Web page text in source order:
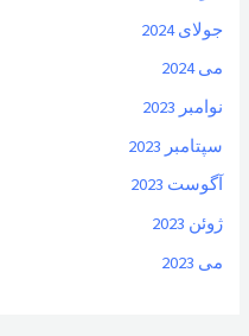
جولای 2024
می 2024
نوامبر 2023
سپتامبر 2023
آگوست 2023
ژوئن 2023
می 2023